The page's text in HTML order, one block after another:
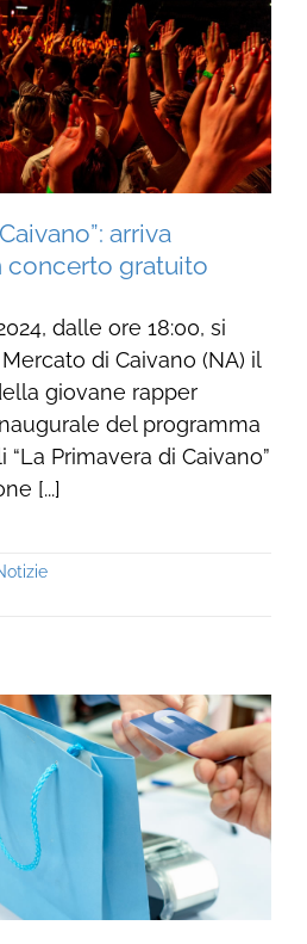
arriva
concerto gratuito
dalle ore 18:00, si
di Caivano (NA) il
giovane rapper
del programma
Primavera di Caivano”
[...]